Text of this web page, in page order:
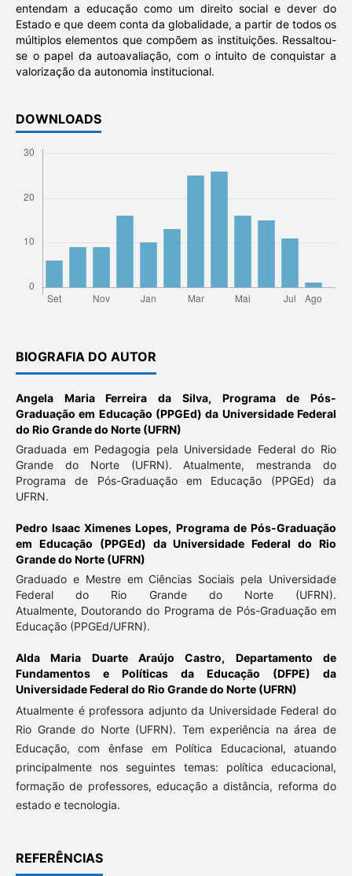
entendam a educação como um direito social e dever do
Estado e que deem conta da globalidade, a partir de todos os
múltiplos elementos que compõem as instituições. Ressaltou-
se o papel da autoavaliação, com o intuito de conquistar a
valorização da autonomia institucional.
DOWNLOADS
BIOGRAFIA DO AUTOR
Angela Maria Ferreira da Silva, Programa de Pós-
Graduação em Educação (PPGEd) da Universidade Federal
do Rio Grande do Norte (UFRN)
Graduada em Pedagogia pela Universidade Federal do Rio
Grande do Norte (UFRN). Atualmente, mestranda do
Programa de Pós-Graduação em Educação (PPGEd) da
UFRN.
Pedro Isaac Ximenes Lopes, Programa de Pós-Graduação
em Educação (PPGEd) da Universidade Federal do Rio
Grande do Norte (UFRN)
Graduado e Mestre em Ciências Sociais pela Universidade
Federal do Rio Grande do Norte (UFRN).
Atualmente, Doutorando do Programa de Pós-Graduação em
Educação (PPGEd/UFRN).
Alda Maria Duarte Araújo Castro, Departamento de
Fundamentos e Políticas da Educação (DFPE) da
Universidade Federal do Rio Grande do Norte (UFRN)
Atualmente é professora adjunto da Universidade Federal do
Rio Grande do Norte (UFRN). Tem experiência na área de
Educação, com ênfase em Política Educacional, atuando
principalmente nos seguintes temas: política educacional,
formação de professores, educação a distância, reforma do
estado e tecnologia.
REFERÊNCIAS